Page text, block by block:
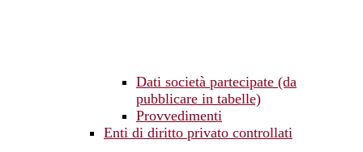
Dati società partecipate (da
pubblicare in tabelle)
Provvedimenti
Enti di diritto privato controllati